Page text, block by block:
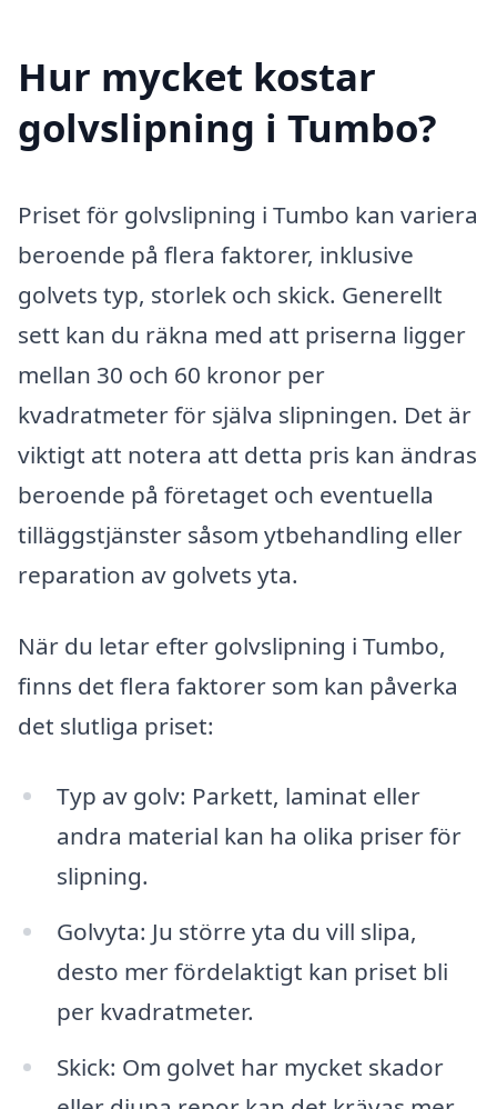
Hur mycket kostar
golvslipning i Tumbo?
Priset för golvslipning i Tumbo kan variera
beroende på flera faktorer, inklusive
golvets typ, storlek och skick. Generellt
sett kan du räkna med att priserna ligger
mellan 30 och 60 kronor per
kvadratmeter för själva slipningen. Det är
viktigt att notera att detta pris kan ändras
beroende på företaget och eventuella
tilläggstjänster såsom ytbehandling eller
reparation av golvets yta.
När du letar efter golvslipning i Tumbo,
finns det flera faktorer som kan påverka
det slutliga priset:
Typ av golv: Parkett, laminat eller
andra material kan ha olika priser för
slipning.
Golvyta: Ju större yta du vill slipa,
desto mer fördelaktigt kan priset bli
per kvadratmeter.
Skick: Om golvet har mycket skador